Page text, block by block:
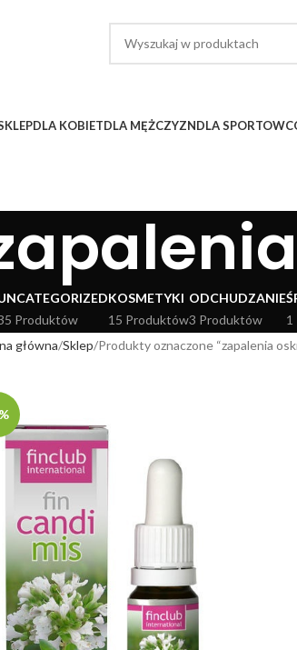
DLA KOBIETDLA MĘŻCZYZNDLA
Produktów
KOSMETYKI
15 Produktów
ODCHUDZANIE
3 Produktów
1
główna Sklep Produkty oznaczone “zapalenia